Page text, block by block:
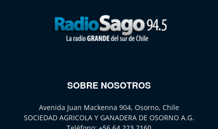
SOBRE NOSOTROS
Avenida Juan Mackenna 904, Osorno, Chile
SOCIEDAD AGRICOLA Y GANADERA DE OSORNO A.G.